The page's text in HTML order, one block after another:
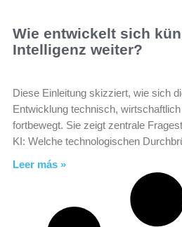
Wie entwickelt sich
Intelligenz weiter?
Diese Einleitung skizziert, wie sich
Entwicklung technisch,
fortbewegt. Sie zeigt zentrale
KI: Welche technologischen
Leer más »